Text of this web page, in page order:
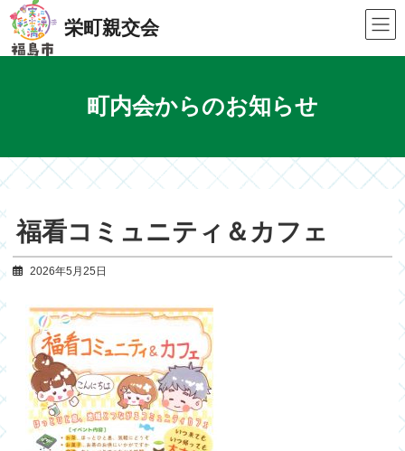
Skip
to
the
content
Skip
to
the
Navigation
栄町親交会
町内会からのお知らせ
福看コミュニティ＆カフェ
2026年5月25日